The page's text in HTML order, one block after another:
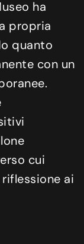
ha
propria
quanto
con un
cui
ai